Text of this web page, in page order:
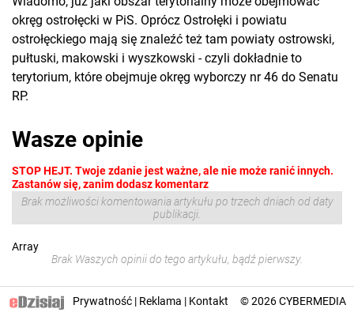
okręg ostrołęcki w PiS. Oprócz Ostrołęki i powiatu
ostrołęckiego mają się znaleźć też tam powiaty ostrowski,
pułtuski, makowski i wyszkowski - czyli dokładnie to
terytorium, które obejmuje okręg wyborczy nr 46 do Senatu
RP.
Wasze opinie
STOP HEJT. Twoje zdanie jest ważne, ale nie może ranić innych.
Zastanów się, zanim dodasz komentarz
Brak możliwości komentowania artykułu po trzech dniach od daty
publikacji.
Array
Brak Waszych opinii do tego artykułu, bądź pierwszy.
Prywatność| Reklama | Kontakt © 2026CYBERMEDIA